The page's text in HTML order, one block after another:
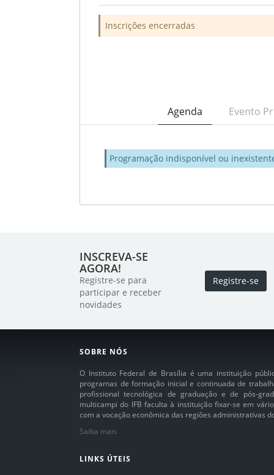
Inscrições encerradas
Agenda Evento
Programação indisponível ou
INSCREVA-SE
AGORA!
Registre-se para
participar e receber
novidades
Registre-se
SOBRE NÓS
O Instituto Federal de Brasília é uma instituição
programas de formação inicial e continuada de
profissional tecnológica de graduação e de pós-
multicampi do IFB faculta à instituição fixar-se em
com a vocação econômica das regiões administrativas
Saiba mais
LINKS ÚTEIS